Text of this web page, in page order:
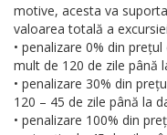
motive, acesta va
valoarea totală a
• penalizare 0% din
mult de 120 de zile până
• penalizare 30% din
120 – 45 de zile până la
• penalizare 100% din